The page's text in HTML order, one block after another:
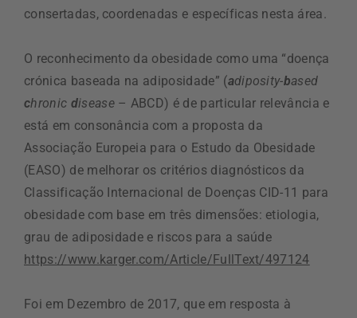
consertadas, coordenadas e específicas nesta área.
O reconhecimento da obesidade como uma “doença
crónica baseada na adiposidade” (adiposity-based
chronic disease– ABCD) é de particular relevância e
está em consonância com a proposta da
Associação Europeia para o Estudo da Obesidade
(EASO) de melhorar os critérios diagnósticos da
Classificação Internacional de Doenças CID-11 para
obesidade com base em três dimensões: etiologia,
grau de adiposidade e riscos para a saúde
https://www.karger.com/Article/FullText/497124
Foi em Dezembro de 2017, que em resposta à